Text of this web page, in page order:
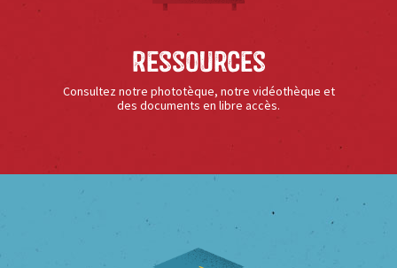
Ressources
Consultez notre phototèque, notre vidéothèque et
des documents en libre accès.